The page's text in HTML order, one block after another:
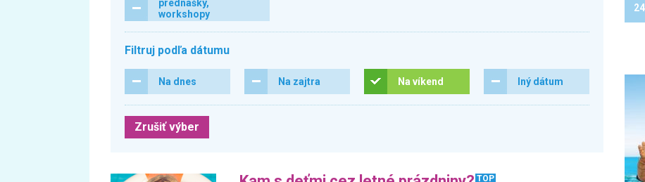
prednášky,
workshopy
Filtruj podľa dátumu
Na dnes Na zajtra Na víkend Iný dátum
Zrušiť výber
TOP
24